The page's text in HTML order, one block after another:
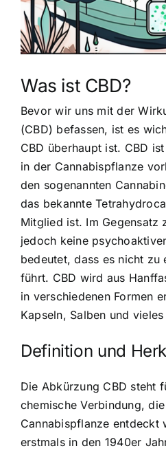
Was ist CBD?
Bevor wir uns mit der
(CBD) befassen, ist es
CBD überhaupt ist. CBD
in der Cannabispflanze
den sogenannten
das bekannte
Mitglied ist. Im Gegensatz
jedoch keine
bedeutet, dass es nicht zu
führt. CBD wird aus
in verschiedenen Formen
Kapseln, Salben und vieles
Definition und
Die Abkürzung CBD steht
chemische Verbindung,
Cannabispflanze entdeckt
erstmals in den 1940er